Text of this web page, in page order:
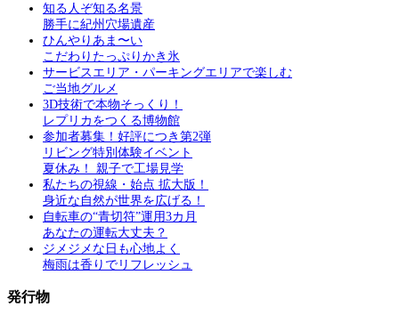
知る人ぞ知る名景
勝手に紀州穴場遺産
ひんやりあま〜い
こだわりたっぷりかき氷
サービスエリア・パーキングエリアで楽しむ
ご当地グルメ
3D技術で本物そっくり！
レプリカをつくる博物館
参加者募集！好評につき第2弾
リビング特別体験イベント
夏休み！ 親子で工場見学
私たちの視線・始点 拡大版！
身近な自然が世界を広げる！
自転車の“青切符”運用3カ月
あなたの運転大丈夫？
ジメジメな日も心地よく
梅雨は香りでリフレッシュ
発行物